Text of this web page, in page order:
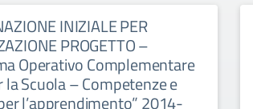
INIZIALE PER
PROGETTO –
Operativo Complementare
la Scuola – Competenze e
l’apprendimento” 2014-